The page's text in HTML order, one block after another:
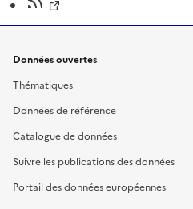
Données ouvertes
Thématiques
Données de référence
Catalogue de données
Suivre les publications des données
Portail des données européennes